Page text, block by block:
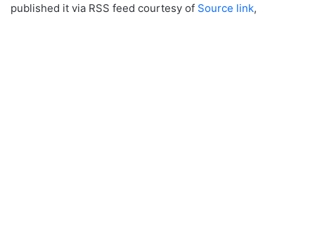
published it via RSS feed courtesy of Source link,